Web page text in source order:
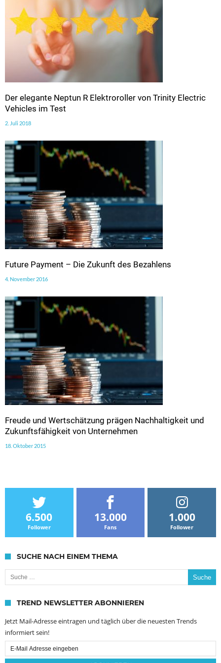
Der elegante Neptun R Elektroroller von Trinity Electric
Vehicles im Test
2. Juli 2018
Future Payment – Die Zukunft des Bezahlens
4. November 2016
Freude und Wertschätzung prägen Nachhaltigkeit und
Zukunftsfähigkeit von Unternehmen
18. Oktober 2015
6.500
Follower
13.000
Fans
1.000
Follower
SUCHE NACH EINEM THEMA
Suche nach:
TREND NEWSLETTER ABONNIEREN
Jetzt Mail-Adresse eintragen und täglich über die neuesten Trends
informiert sein!
Email
Subscription